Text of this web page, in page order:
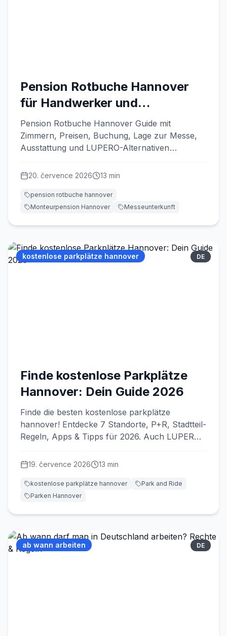
Pension Rotbuche Hannover
für Handwerker und
Messegäste
Pension Rotbuche Hannover Guide mit
Zimmern, Preisen, Buchung, Lage zur Messe,
Ausstattung und LUPERO-Alternativen
20. července 2026 13 min
pension rotbuche hannover
Monteurpension Hannover
Messeunterkunft
kostenlose parkplätze hannover DE
Finde kostenlose Parkplätze
Hannover: Dein Guide 2026
Finde die besten kostenlose parkplätze
hannover! Entdecke 7 Standorte, P+R, Stadtteil-
Regeln, Apps & Tipps für 2026. Auch LUPERO-
19. července 2026 13 min
kostenlose parkplätze hannover
Park and Ride
Parken Hannover
ab wann arbeiten DE